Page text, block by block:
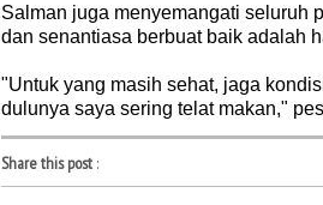
Salman juga menyemangati seluruh
dan senantiasa berbuat baik adalah
"Untuk yang masih sehat, jaga
dulunya saya sering telat makan,"
Share this post: